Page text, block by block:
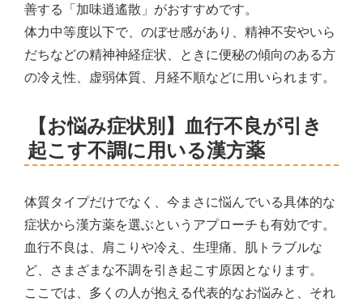
善する「加味逍遙散」がおすすめです。
体力中等度以下で、のぼせ感があり、精神不安やいら
だちなどの精神神経症状、ときに便秘の傾向のある方
の冷え性、虚弱体質、月経不順などに用いられます。
【お悩み症状別】血行不良が引き
起こす不調に用いる漢方薬
体質タイプだけでなく、今まさに悩んでいる具体的な
症状から漢方薬を選ぶというアプローチも有効です。
血行不良は、肩こりや冷え、生理痛、肌トラブルな
ど、さまざまな不調を引き起こす原因となります。
ここでは、多くの人が抱える代表的なお悩みと、それ